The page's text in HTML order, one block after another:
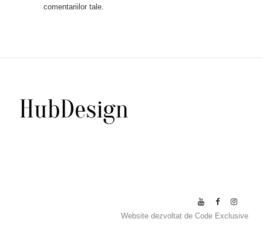
comentariilor tale.
Website dezvoltat de Code Exclusive